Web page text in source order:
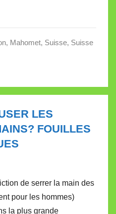
, Mahomet, Suisse, Suisse
LES
FOUILLES
de serrer la main des
pour les hommes)
la plus grande